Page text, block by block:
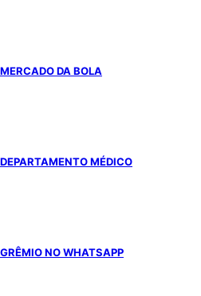
MERCADO DA BOLA
DEPARTAMENTO MÉDICO
GRÊMIO NO WHATSAPP